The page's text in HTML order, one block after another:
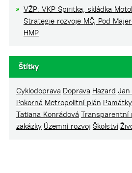
VŽP: VKP Spiritka, skládka
Strategie rozvoje MČ, Pod
HMP
Štítky
Cyklodoprava Doprava Hazard Jan
Pokorná Metropolitní plán Památky
Tatiana Konrádová Transparentní
zakázky Územní rozvoj Školství